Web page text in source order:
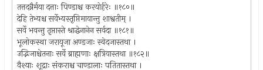
तत्तदन्नैर्मया दत्ताः पिण्डाश्च करयोर्हरेः ॥१८०॥
देहि तेभ्यश्च सर्वेभ्यस्तृप्तिमायान्तु शाश्वतीम् ।
सर्वे भवन्तु तृप्तास्ते श्राद्धेनानेन सर्वदा ॥१८१॥
भूलोकस्था जरायूजा अण्डजाः स्वेदजास्तथा ।
उद्भिजाश्चेतनाः सर्वे ब्राह्मणाः क्षत्रियास्तथा ॥१८२॥
वैश्याः शूद्राः संकराश्च चाण्डालाः पतितास्तथा ।